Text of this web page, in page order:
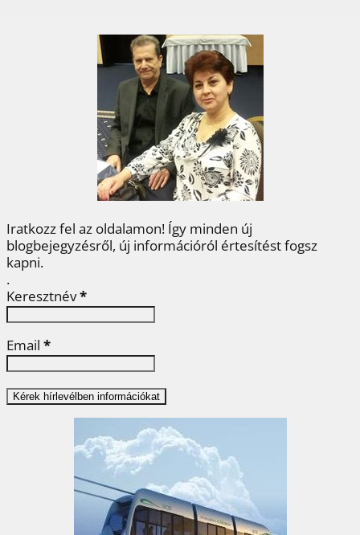
n
t
r
e
s
t
n
k
e
I
n
s
z
a
m
e
g
Iratkozz fel az oldalamon! Így minden új
blogbejegyzésről, új információról értesítést fogsz
kapni.
.
Keresztnév*
Email *